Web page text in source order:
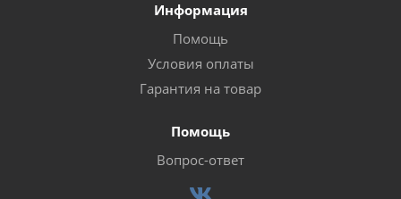
Информация
Помощь
Условия оплаты
Гарантия на товар
Помощь
Вопрос-ответ